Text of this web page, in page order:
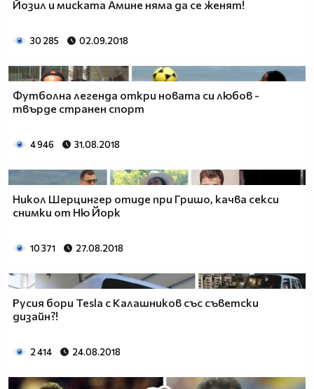
Йозил и миската Амине няма да се женят!
30 285 02.09.2018
Футболна легенда откри новата си любов -
твърде странен спорт
4 946 31.08.2018
Никол Шерцингер отиде при Гришо, качва секси
снимки от Ню Йорк
10 371 27.08.2018
Русия бори Tesla с Калашников със съветски
дизайн?!
2 414 24.08.2018